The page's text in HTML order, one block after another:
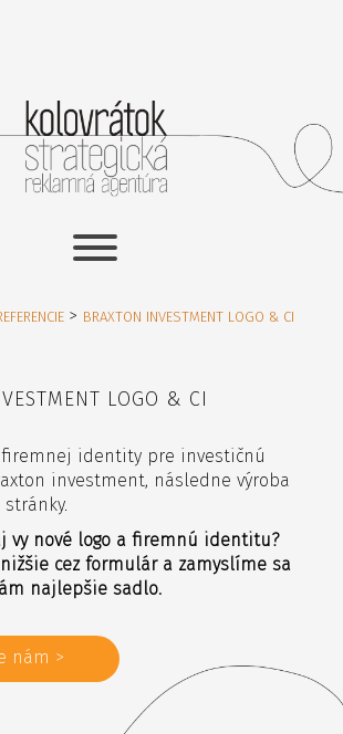
> BRAXTON INVESTMENT LOGO & CI
LOGO & CI
firemnej identity pre investičnú
investment, následne výroba
vy nové logo a firemnú identitu?
cez formulár a zamyslíme sa
najlepšie sadlo.
nám >